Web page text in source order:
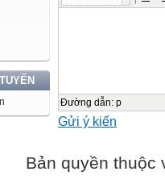
(Năm học :
Đường dẫn: p
Gửi ý kiến
Bản quyền thuộc